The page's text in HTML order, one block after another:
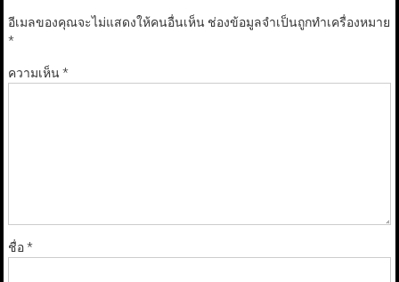
อีเมลของคุณจะไม่แสดงให้คนอื่นเห็น ช่องข้อมูลจำเป็นถูกทำเครื่องหมาย
*
ความเห็น*
ชื่อ*